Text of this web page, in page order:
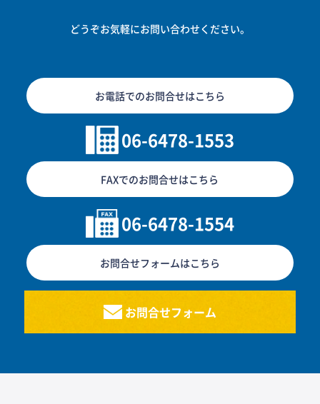
どうぞお気軽にお問い合わせください。
お電話でのお問合せはこちら
06-6478-1553
FAXでのお問合せはこちら
06-6478-1554
お問合せフォームはこちら
お問合せフォーム